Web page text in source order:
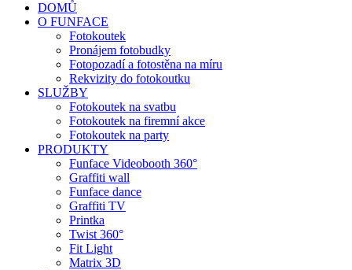
DOMŮ
O FUNFACE
Fotokoutek
Pronájem fotobudky
Fotopozadí a fotostěna na míru
Rekvizity do fotokoutku
SLUŽBY
Fotokoutek na svatbu
Fotokoutek na firemní akce
Fotokoutek na party
PRODUKTY
Funface Videobooth 360°
Graffiti wall
Funface dance
Graffiti TV
Printka
Twist 360°
Fit Light
Matrix 3D